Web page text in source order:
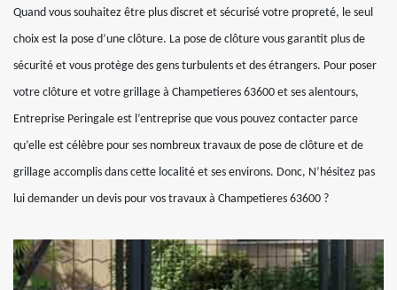
Quand vous souhaitez être plus discret et sécurisé votre propreté, le seul
choix est la pose d’une clôture. La pose de clôture vous garantit plus de
sécurité et vous protège des gens turbulents et des étrangers. Pour poser
votre clôture et votre grillage à Champetieres 63600 et ses alentours,
Entreprise Peringale est l’entreprise que vous pouvez contacter parce
qu’elle est célèbre pour ses nombreux travaux de pose de clôture et de
grillage accomplis dans cette localité et ses environs. Donc, N’hésitez pas
lui demander un devis pour vos travaux à Champetieres 63600 ?